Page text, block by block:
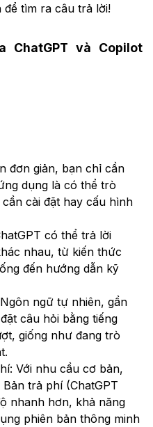
tìm ra câu trả lời!
ChatGPT và Copilot
đơn giản, bạn chỉ cần
dụng là có thể trò
cài đặt hay cấu hình
có thể trả lời
nhau, từ kiến thức
đến hướng dẫn kỹ
ngữ tự nhiên, gần
câu hỏi bằng tiếng
giống như đang trò
Với nhu cầu cơ bản,
trả phí (ChatGPT
nhanh hơn, khả năng
phiên bản thông minh